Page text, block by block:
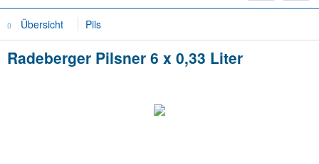
Übersicht Pils
Radeberger Pilsner 6 x 0,33 Liter